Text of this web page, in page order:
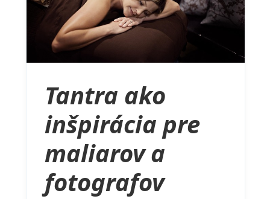
Tantra ako
inšpirácia pre
maliarov a
fotografov